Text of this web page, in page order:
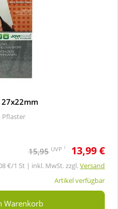
27x22mm
Pflaster
15,95 UVP 1 13,99 €
€/1 St | inkl. MwSt. zzgl.Versand
Artikel verfügbar
Warenkorb